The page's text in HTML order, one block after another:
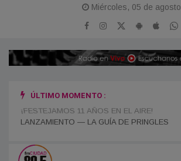
Miércoles, 05 de agosto
ÚLTIMO MOMENTO :
¡FESTEJAMOS 11 AÑOS EN EL AIRE!